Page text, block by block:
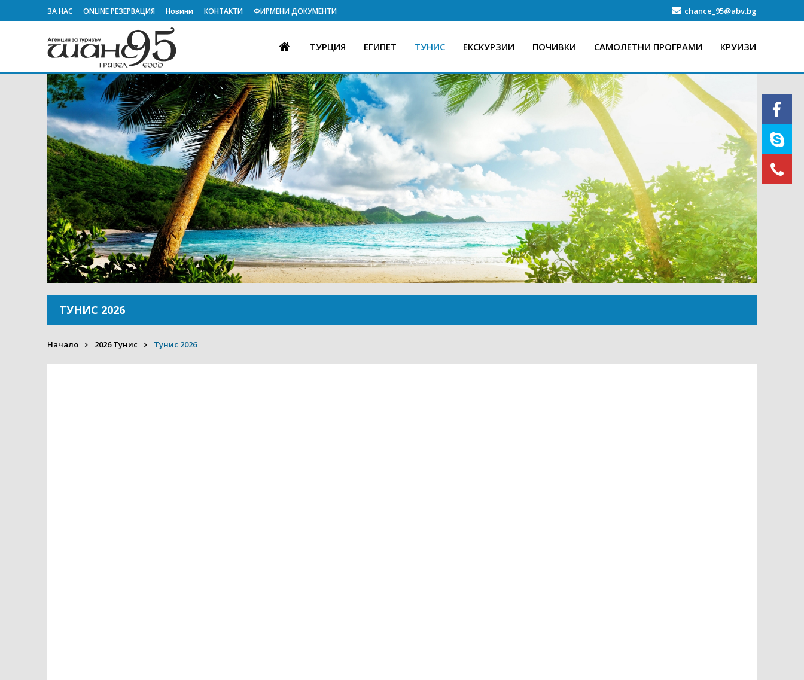
ЗА НАС ONLINE РЕЗЕРВАЦИЯ Новини КОНТАКТИ ФИРМЕНИ ДОКУМЕНТИ chance_95@abv.bg
ТУРЦИЯ ЕГИПЕТ ТУНИС ЕКСКУРЗИИ ПОЧИВКИ САМОЛЕТНИ ПРОГРАМИ КРУИЗИ
ТУНИС 2026
Начало 2026 Тунис Тунис 2026